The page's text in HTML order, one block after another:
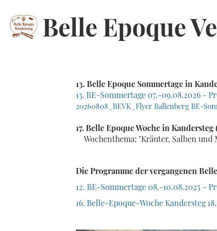
Belle Epoque
13. Belle Epoque Sommertage in
13. BE-Sommertage 07.-09.08.2026 -
20260808_BEVK_Flyer Ballenberg BE-
17. Belle Epoque Woche in Kandersteg
Wochenthema: "Kräuter, Salben und
Die Programme der vergangenen
12. BE-Sommertage08.-10.08.2025 -
16. Belle-Epoque-Woche Kandersteg